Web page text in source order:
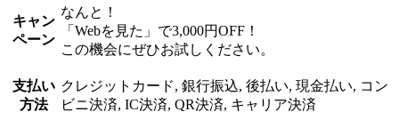
キャン
ペーン
なんと！
「Webを見た」で3,000円OFF！
この機会にぜひお試しください。
支払い
方法
クレジットカード, 銀行振込, 後払い, 現金払い, コン
ビニ決済, IC決済, QR決済, キャリア決済